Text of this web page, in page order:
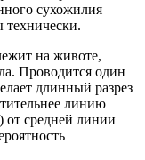
сухожилия
технически.
на животе,
Проводится один
длинный разрез
линию
от средней линии